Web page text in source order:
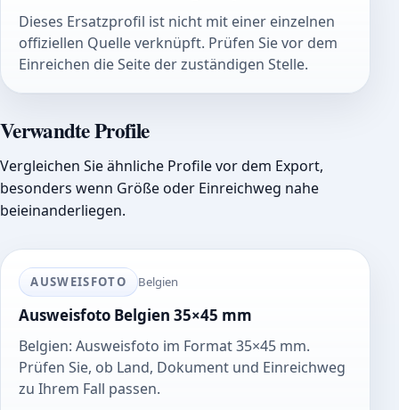
Dieses Ersatzprofil ist nicht mit einer einzelnen
offiziellen Quelle verknüpft. Prüfen Sie vor dem
Einreichen die Seite der zuständigen Stelle.
Verwandte Profile
Vergleichen Sie ähnliche Profile vor dem Export,
besonders wenn Größe oder Einreichweg nahe
beieinanderliegen.
AUSWEISFOTO Belgien
Ausweisfoto Belgien 35×45 mm
Belgien: Ausweisfoto im Format 35×45 mm.
Prüfen Sie, ob Land, Dokument und Einreichweg
zu Ihrem Fall passen.